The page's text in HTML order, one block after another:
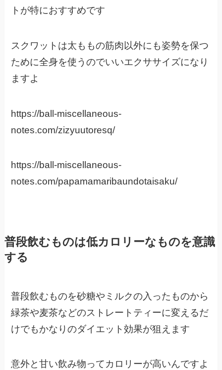
トが特におすすめです
スクワットは太ももの筋肉以外にも姿勢を保つ
ために全身を使うのでいいエクササイズになり
ますよ
https://ball-miscellaneous-
notes.com/zizyuutoresq/
https://ball-miscellaneous-
notes.com/papamamaribaundotaisaku/
普段飲むものは低カロリーなものを意識
する
普段飲むものを砂糖やミルクの入ったものから
緑茶や麦茶などのストレートティーに変えるだ
けでもかなりのダイエット効果が狙えます
意外と甘い飲み物ってカロリーが高いんですよ